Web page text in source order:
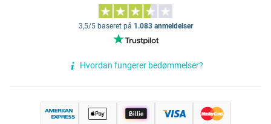
3,5/5 baseret på 1.083 anmeldelser
Hvordan fungerer bedømmelser?